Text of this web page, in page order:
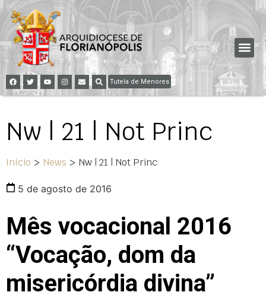
Tutela de Menores
Nw | 21 | Not Princ
Início > News > Nw | 21 | Not Princ
5 de agosto de 2016
Mês vocacional 2016
“Vocação, dom da
misericórdia divina”